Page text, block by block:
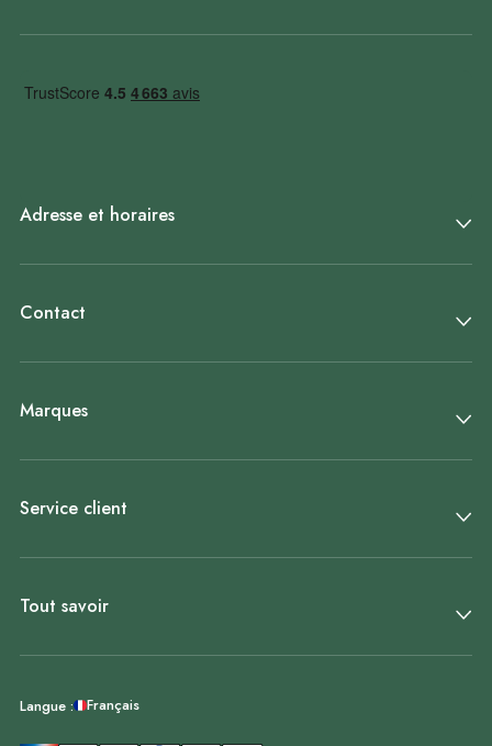
Adresse et horaires
Contact
Marques
Service client
Tout savoir
Langue : Français